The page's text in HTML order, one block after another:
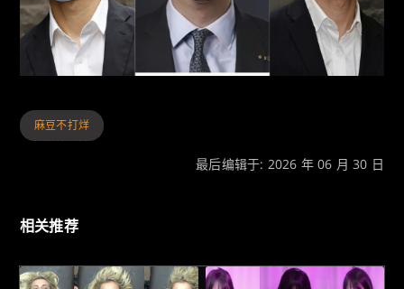
麻豆不打烊
最后编辑于: 2026 年 06 月 30 日
相关推荐